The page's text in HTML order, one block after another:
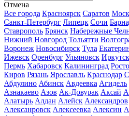
Отмена
Все города Красноярск Саратов
Санкт-Петербург Липецк Сочи
Ставрополь Брянск Набережные
Нижний Новгород Тольятти
Воронеж Новосибирск Тула
Ижевск Оренбург Ульяновск Иркутск
Пермь Хабаровск Калининград
Киров Рязань Ярославль Краснодар
Абдулино Абинск Авдеевка Агидель
Азнакаево Азов Ак-Довурак Аксай
Алатырь Алдан Алейск Александров
Алексанровск Алексеевка Алексин